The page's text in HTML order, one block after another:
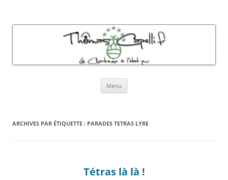
Menu
ARCHIVES PAR ÉTIQUETTE : PARADES TETRAS LYRE
Tétras là là !